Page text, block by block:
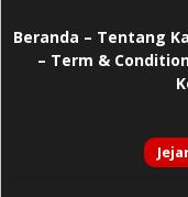
Beranda – Tentang
– Term &